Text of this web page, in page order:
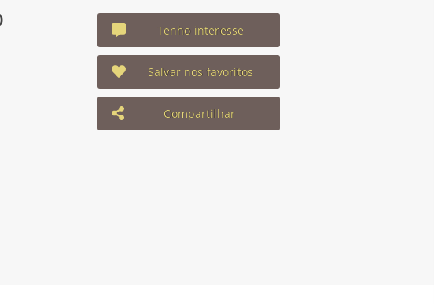
Tenho interesse
Salvar nos favoritos
Compartilhar